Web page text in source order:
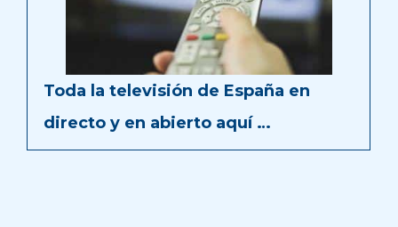
Toda la televisión de España en
directo y en abierto aquí …